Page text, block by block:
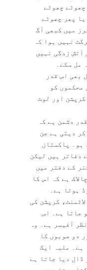
چھوٹے
پھر چھوٹے
میں کبھی آگ
نہیں ہوا کہ
آتش زدگی نہیں
مل سکے۔
بھی اس قدر
محکموں کو
اور لوٹ
دشمن ہے کہ
کر دیتی ہے جن
ہو۔ پاکستان
دفاتر ہیں لیکن
کے دفتر میں
ہے کہ اس کا
ہوتا ہے۔
کرپشن کی
جاتا ہے۔ اس
آفیسر ہے۔ وہ
دو صوبوں کا
ہے۔ ملبہ ایک
ڈال دیا جاتا ہے